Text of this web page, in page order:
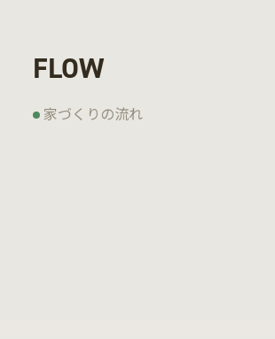
FLOW
家づくりの流れ